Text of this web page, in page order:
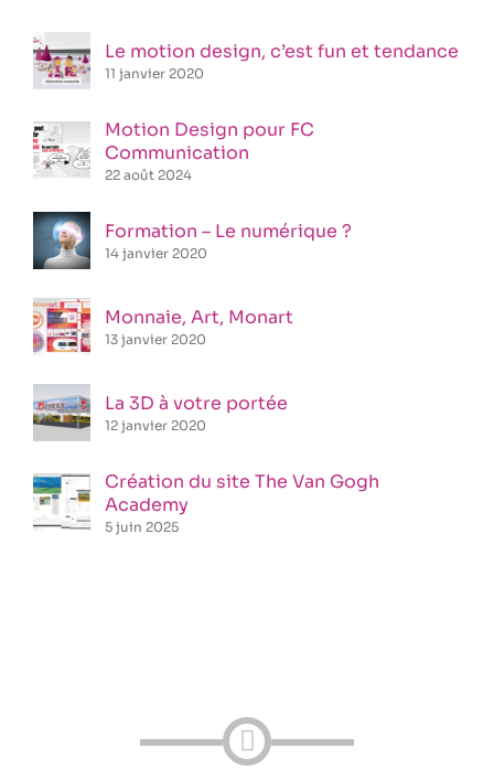
Le motion design, c’est fun et tendance
11 janvier 2020
Motion Design pour FC
Communication
22 août 2024
Formation – Le numérique ?
14 janvier 2020
Monnaie, Art, Monart
13 janvier 2020
La 3D à votre portée
12 janvier 2020
Création du site The Van Gogh
Academy
5 juin 2025